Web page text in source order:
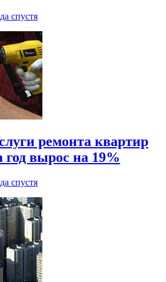
спустя
ремонта квартир
год вырос на 19%
спустя